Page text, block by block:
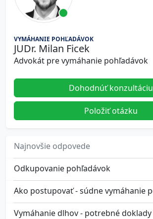
VYMÁHANIE POHĽADÁVOK
JUDr. Milan Ficek
Advokát pre vymáhanie pohľadávok
Dohodnúť konzultáciu
Položiť otázku
Najnovšie odpovede
Odkupovanie pohľadávok
Vymáhanie dlhov - potrebné doklady